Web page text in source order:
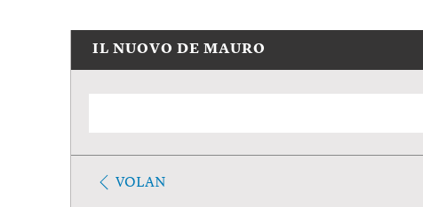
IL NUOVO DE MAURO
VOLAN